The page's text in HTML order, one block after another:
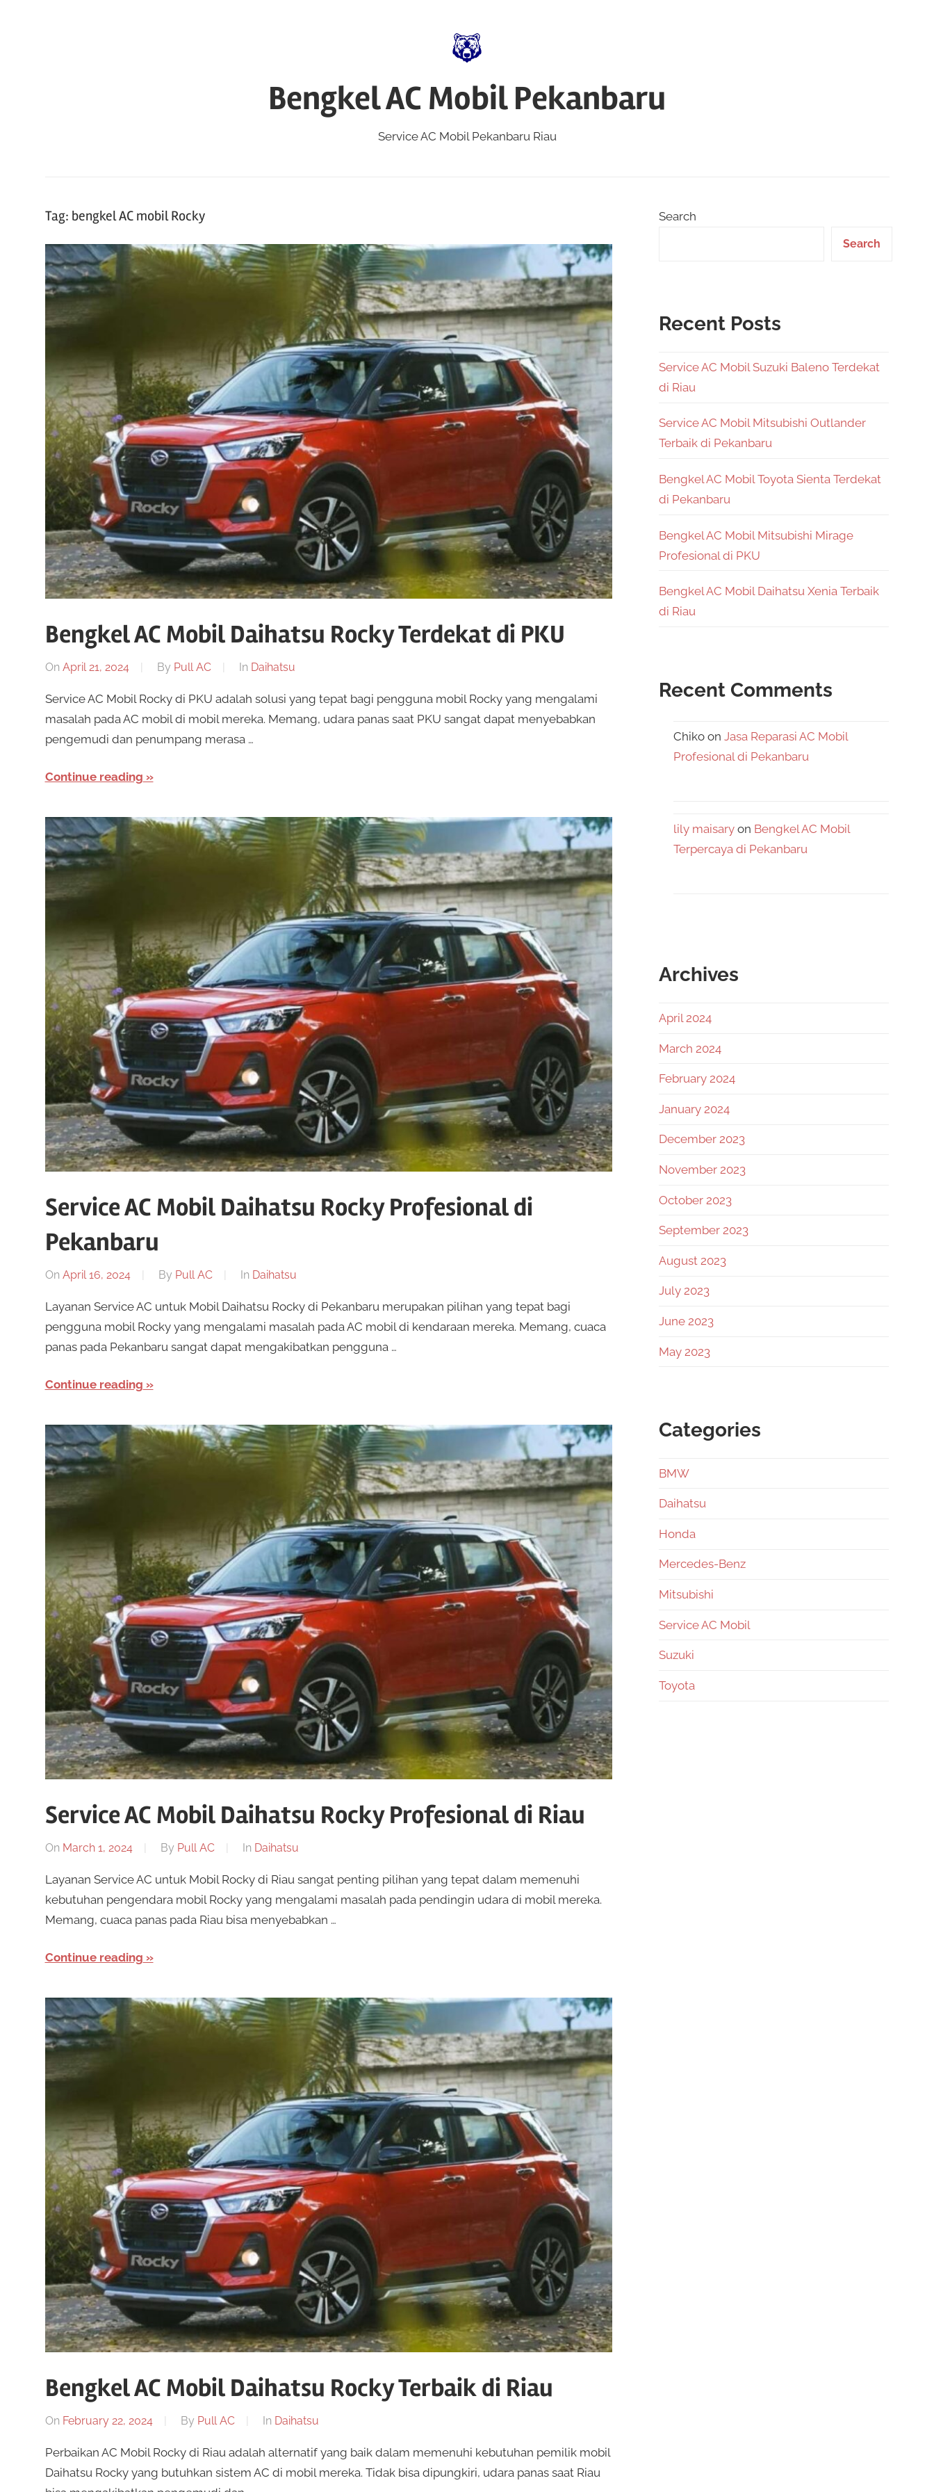
Bengkel AC Mobil Pekanbaru
Service AC Mobil Pekanbaru Riau
Tag: bengkel AC mobil Rocky
Bengkel AC Mobil Daihatsu Rocky Terdekat di PKU
On April 21, 2024 By Pull AC In Daihatsu
Service AC Mobil Rocky di PKU adalah solusi yang tepat bagi pengguna mobil Rocky yang mengalami
masalah pada AC mobil di mobil mereka. Memang, udara panas saat PKU sangat dapat menyebabkan
pengemudi dan penumpang merasa …
Continue reading
Service AC Mobil Daihatsu Rocky Profesional di
Pekanbaru
On April 16, 2024 By Pull AC In Daihatsu
Layanan Service AC untuk Mobil Daihatsu Rocky di Pekanbaru merupakan pilihan yang tepat bagi
pengguna mobil Rocky yang mengalami masalah pada AC mobil di kendaraan mereka. Memang, cuaca
panas pada Pekanbaru sangat dapat mengakibatkan pengguna …
Continue reading
Service AC Mobil Daihatsu Rocky Profesional di Riau
On March 1, 2024 By Pull AC In Daihatsu
Layanan Service AC untuk Mobil Rocky di Riau sangat penting pilihan yang tepat dalam memenuhi
kebutuhan pengendara mobil Rocky yang mengalami masalah pada pendingin udara di mobil mereka.
Memang, cuaca panas pada Riau bisa menyebabkan …
Continue reading
Bengkel AC Mobil Daihatsu Rocky Terbaik di Riau
On February 22, 2024 By Pull AC In Daihatsu
Perbaikan AC Mobil Rocky di Riau adalah alternatif yang baik dalam memenuhi kebutuhan pemilik mobil
Daihatsu Rocky yang butuhkan sistem AC di mobil mereka. Tidak bisa dipungkiri, udara panas saat Riau
Search
Search
Recent Posts
Service AC Mobil Suzuki Baleno Terdekat
di Riau
Service AC Mobil Mitsubishi Outlander
Terbaik di Pekanbaru
Bengkel AC Mobil Toyota Sienta Terdekat
di Pekanbaru
Bengkel AC Mobil Mitsubishi Mirage
Profesional di PKU
Bengkel AC Mobil Daihatsu Xenia Terbaik
di Riau
Recent Comments
Chiko onJasa Reparasi AC Mobil
Profesional di Pekanbaru
lily maisary on Bengkel AC Mobil
Terpercaya di Pekanbaru
Archives
April 2024
March 2024
February 2024
January 2024
December 2023
November 2023
October 2023
September 2023
August 2023
July 2023
June 2023
May 2023
Categories
BMW
Daihatsu
Honda
Mercedes-Benz
Mitsubishi
Service AC Mobil
Suzuki
Toyota